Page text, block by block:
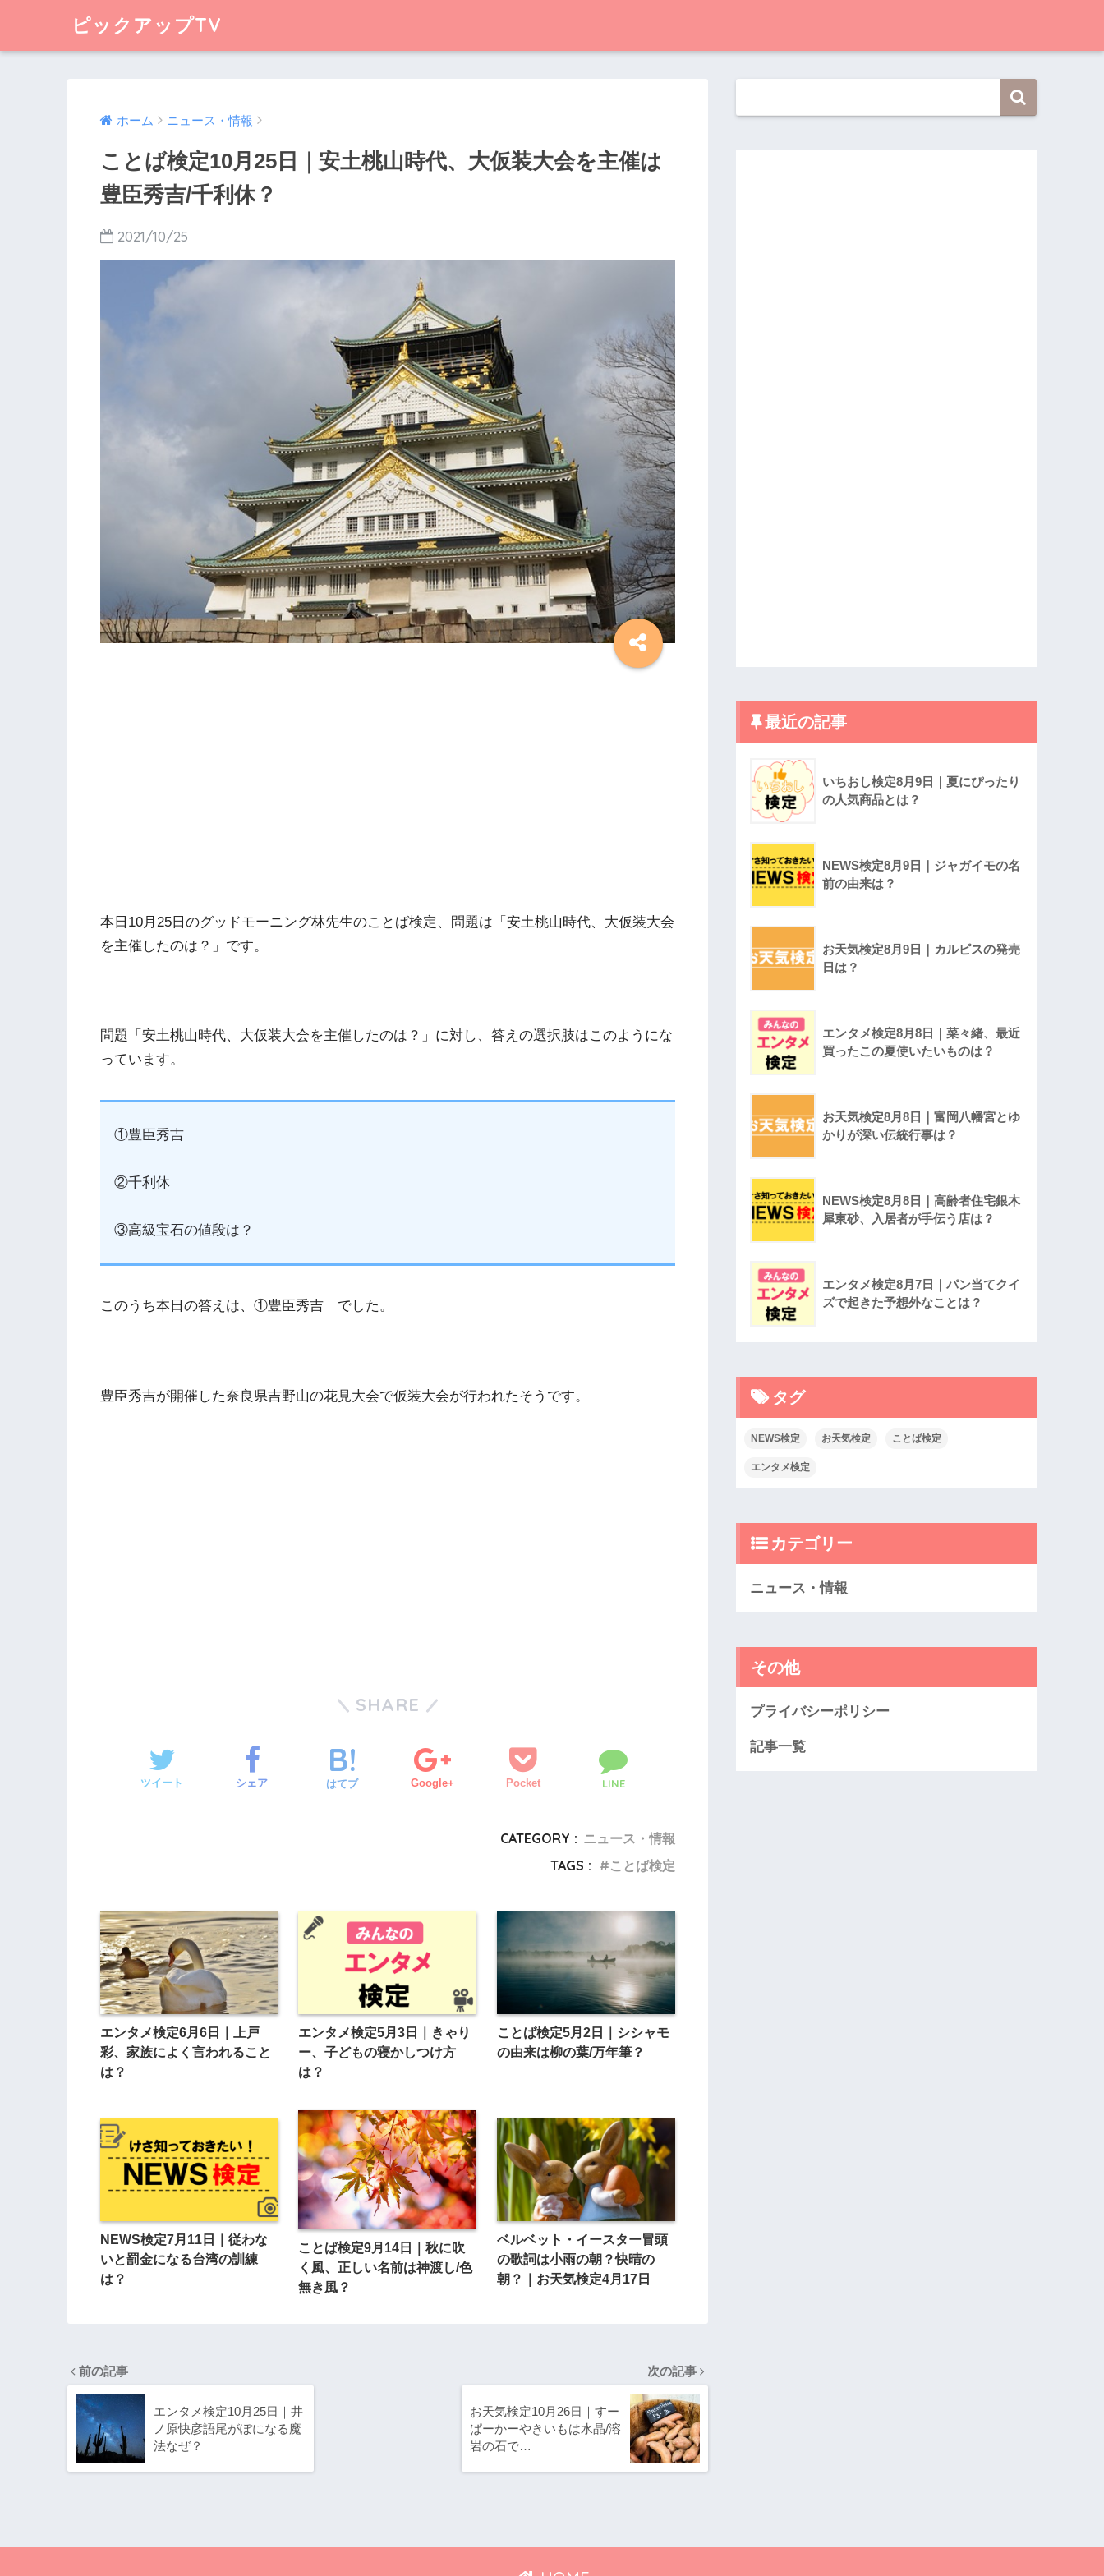
ピックアップTV
ホーム ニュース・情報
ことば検定10月25日｜安土桃山時代、大仮装大会を主催は
豊臣秀吉/千利休？
2021/10/25
本日10月25日のグッドモーニング林先生のことば検定、問題は「安土桃山時代、大仮装大会
を主催したのは？」です。
問題「安土桃山時代、大仮装大会を主催したのは？」に対し、答えの選択肢はこのようにな
っています。
①豊臣秀吉
②千利休
③高級宝石の値段は？
このうち本日の答えは、①豊臣秀吉 でした。
豊臣秀吉が開催した奈良県吉野山の花見大会で仮装大会が行われたそうです。
SHARE
ツイート シェア はてブ Google+ Pocket LINE
CATEGORY : ニュース・情報
TAGS :
ことば検定
エンタメ検定6月6日｜上戸
彩、家族によく言われること
は？
エンタメ検定5月3日｜きゃり
ー、子どもの寝かしつけ方
は？
ことば検定5月2日｜シシャモ
の由来は柳の葉/万年筆？
NEWS検定7月11日｜従わな
いと罰金になる台湾の訓練
は？
ことば検定9月14日｜秋に吹
く風、正しい名前は神渡し/色
無き風？
ベルベット・イースター冒頭
の歌詞は小雨の朝？快晴の
朝？｜お天気検定4月17日
前の記事
エンタメ検定10月25日｜井
ノ原快彦語尾がぽになる魔
法なぜ？
次の記事
お天気検定10月26日｜すー
ぱーかーやきいもは水晶/溶
岩の石で…
最近の記事
いちおし検定8月9日｜夏にぴったり
の人気商品とは？
NEWS検定8月9日｜ジャガイモの名
前の由来は？
お天気検定8月9日｜カルピスの発売
日は？
エンタメ検定8月8日｜菜々緒、最近
買ったこの夏使いたいものは？
お天気検定8月8日｜富岡八幡宮とゆ
かりが深い伝統行事は？
NEWS検定8月8日｜高齢者住宅銀木
犀東砂、入居者が手伝う店は？
エンタメ検定8月7日｜パン当てクイ
ズで起きた予想外なことは？
タグ
NEWS検定 お天気検定 ことば検定
エンタメ検定
カテゴリー
ニュース・情報
その他
プライバシーポリシー
記事一覧